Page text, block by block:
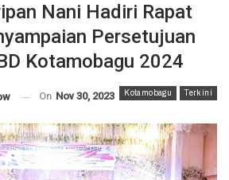
Nani Hadiri Rapat
Persetujuan
Kotamobagu 2024
Kotamobagu Terkini
On Nov 30, 2023